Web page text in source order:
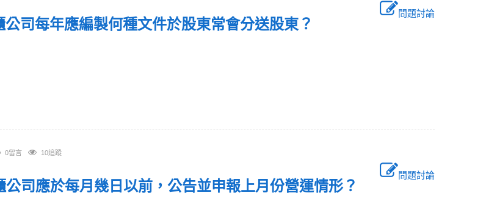
問題討論
公司每年應編製何種文件於股東常會分送股東？
0留言 10追蹤
問題討論
公司應於每月幾日以前，公告並申報上月份營運情形？